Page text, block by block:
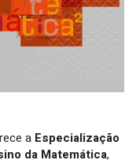
a Especialização
da Matemática,